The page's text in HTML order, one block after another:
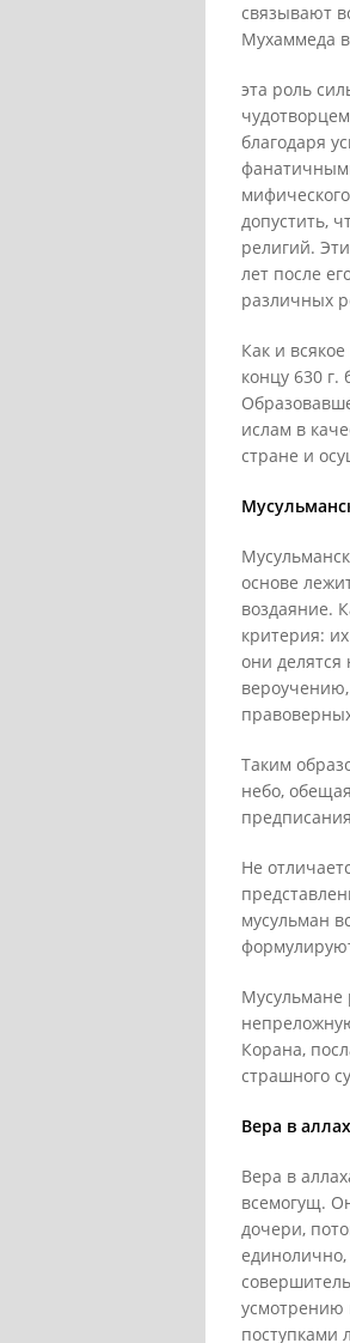
связывают
Мухаммеда
эта роль
благодаря
допустить,
религий.
лет после
различных
Как и
концу 630 г.
ислам в
стране и
основе
воздаяние.
критерия:
они
Таким
небо,
Не
мусульман
Мусульмане
Корана,
страшного
Вера в
Вера в
всемогущ.
дочери,
единолично,
усмотрению
поступками